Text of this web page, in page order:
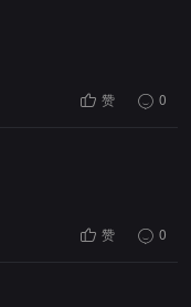
赞 0
赞 0